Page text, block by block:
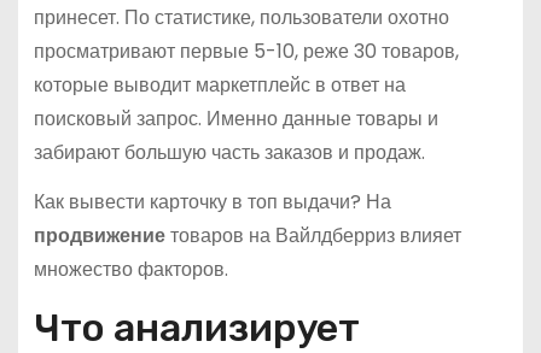
принесет. По статистике, пользователи охотно
просматривают первые 5-10, реже 30 товаров,
которые выводит маркетплейс в ответ на
поисковый запрос. Именно данные товары и
забирают большую часть заказов и продаж.
Как вывести карточку в топ выдачи? На
продвижениетоваров на Вайлдберриз влияет
множество факторов.
Что анализирует